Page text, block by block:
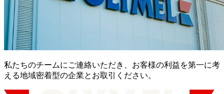
私たちのチームにご連絡いただき、お客様の利益を第一に考
える地域密着型の企業とお取引ください。